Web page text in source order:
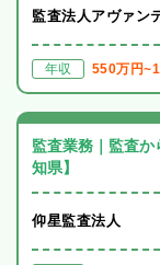
監査法人アヴァン
年収 550万円
監査業務｜監査
知県】
仰星監査法人